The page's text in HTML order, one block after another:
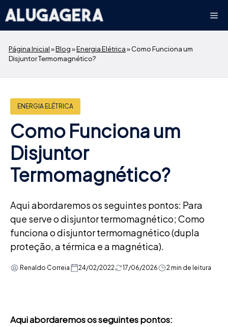
para
o
conteúdo
Página Inicial»Blog»Energia Elétrica»Como Funciona um
Disjuntor Termomagnético?
ENERGIA ELÉTRICA
Como Funciona um
Disjuntor
Termomagnético?
Aqui abordaremos os seguintes pontos: Para
que serve o disjuntor termomagnético; Como
funciona o disjuntor termomagnético (dupla
proteção, a térmica e a magnética).
Renaldo Correia 24/02/2022 17/06/2026 2 min de leitura
Aqui abordaremos os seguintes pontos: